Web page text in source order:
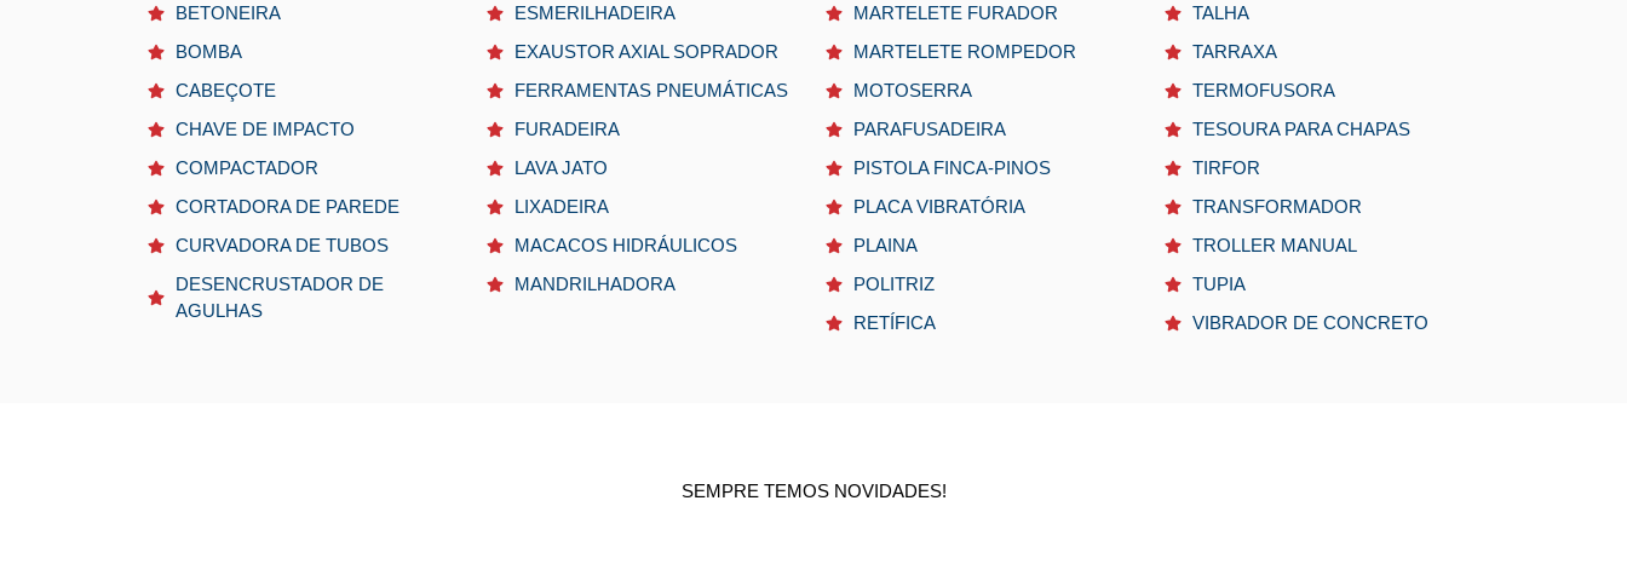
BETONEIRA
BOMBA
CABEÇOTE
CHAVE DE IMPACTO
COMPACTADOR
CORTADORA DE PAREDE
CURVADORA DE TUBOS
DESENCRUSTADOR DE
AGULHAS
ESMERILHADEIRA
EXAUSTOR AXIAL SOPRADOR
FERRAMENTAS PNEUMÁTICAS
FURADEIRA
LAVA JATO
LIXADEIRA
MACACOS HIDRÁULICOS
MANDRILHADORA
MARTELETE FURADOR
MARTELETE ROMPEDOR
MOTOSERRA
PARAFUSADEIRA
PISTOLA FINCA-PINOS
PLACA VIBRATÓRIA
PLAINA
POLITRIZ
RETÍFICA
TALHA
TARRAXA
TERMOFUSORA
TESOURA PARA CHAPAS
TIRFOR
TRANSFORMADOR
TROLLER MANUAL
TUPIA
VIBRADOR DE CONCRETO
SEMPRE TEMOS NOVIDADES!